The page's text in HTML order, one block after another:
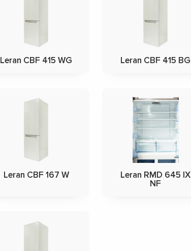
Leran CBF 415 WG Leran CBF 415 BG
Leran CBF 167 W
Leran RMD 645 IX
NF